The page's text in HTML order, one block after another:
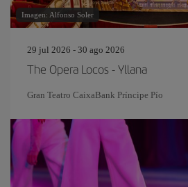
Imagen: Alfonso Soler
29 jul 2026 - 30 ago 2026
The Opera Locos - Yllana
Gran Teatro CaixaBank Príncipe Pío